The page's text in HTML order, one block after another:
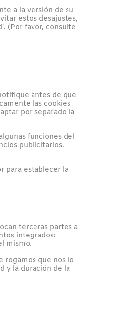
a la versión de su
estos desajustes,
(Por favor, consulte
antes de que
las cookies
por separado la
funciones del
publicitarios.
para establecer la
terceras partes a
integrados:
mismo.
rogamos que nos lo
y la duración de la